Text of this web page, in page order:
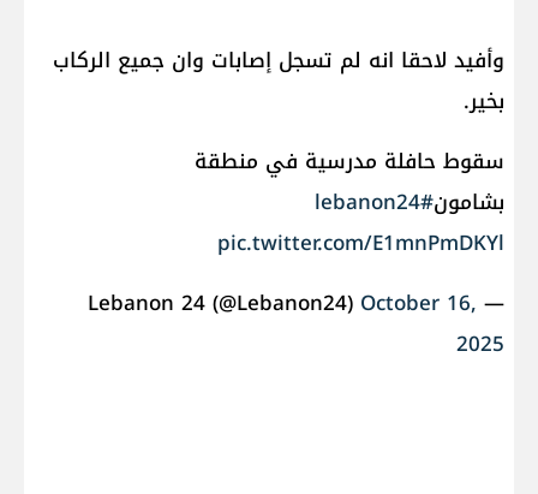
وأفيد لاحقا انه لم تسجل إصابات وان جميع الركاب
بخير.
سقوط حافلة مدرسية في منطقة
بشامون#lebanon24
pic.twitter.com/E1mnPmDKYl
— Lebanon 24 (@Lebanon24)
October 16,
2025